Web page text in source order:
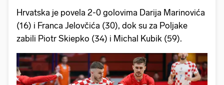
Hrvatska je povela 2-0 golovima Darija Marinovića
(16) i Franca Jelovčića (30), dok su za Poljake
zabili Piotr Skiepko (34) i Michal Kubik (59).